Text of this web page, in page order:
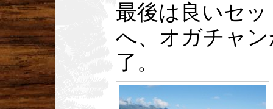
最後は良いセ
へ、オガチャ
了。